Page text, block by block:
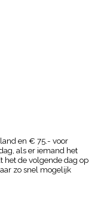
en € 75.- voor
als er iemand het
het de volgende dag op
zo snel mogelijk